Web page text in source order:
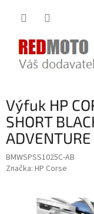
Výfuk HP
SHORT
BMWSPSS1025C-AB
Značka: HP Corse